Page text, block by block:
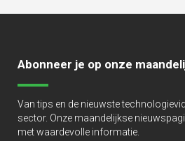
Abonneer je op onze
Van tips en de nieuwste
sector. Onze maandelijkse
met waardevolle informatie.